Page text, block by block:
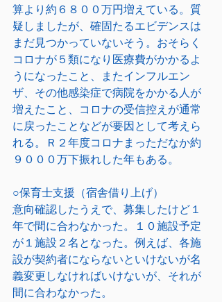
算より約６８００万円増えている。質
疑しましたが、確固たるエビデンスは
まだ見つかっていないそう。おそらく
コロナが５類になり医療費がかかるよ
うになったこと、またインフルエン
ザ、その他感染症で病院をかかる人が
増えたこと、コロナの受信控えが通常
に戻ったことなどが要因として考えら
れる。Ｒ２年度コロナまっただなか約
９０００万下振れした年もある。
○保育士支援（宿舎借り上げ）
意向確認したうえで、募集したけど１
年で間に合わなかった。１０施設予定
が１施設２名となった。例えば、各施
設が契約者にならないといけないが名
義変更しなければいけないが、それが
間に合わなかった。